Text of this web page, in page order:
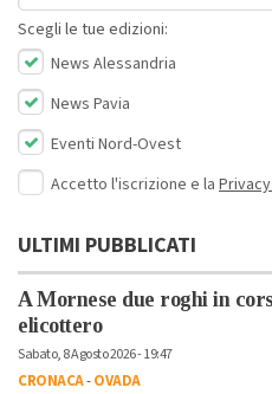
Scegli le tue edizioni:
News Alessandria
News Pavia
Eventi Nord-Ovest
Accetto l'iscrizione e la
ULTIMI PUBBLICATI
A Mornese due roghi in
elicottero
Sabato, 8 Agosto 2026 - 19:47
CRONACA-OVADA